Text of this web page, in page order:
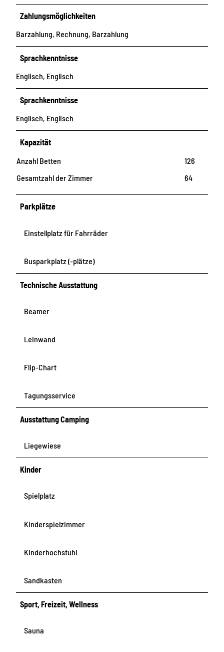
Zahlungsmöglichkeiten
Barzahlung, Rechnung, Barzahlung
Sprachkenntnisse
Englisch, Englisch
Sprachkenntnisse
Englisch, Englisch
Kapazität
Anzahl Betten
126
Gesamtzahl der Zimmer
64
Parkplätze
Einstellplatz für Fahrräder
Busparkplatz (-plätze)
Technische Ausstattung
Beamer
Leinwand
Flip-Chart
Tagungsservice
Ausstattung Camping
Liegewiese
Kinder
Spielplatz
Kinderspielzimmer
Kinderhochstuhl
Sandkasten
Sport, Freizeit, Wellness
Sauna